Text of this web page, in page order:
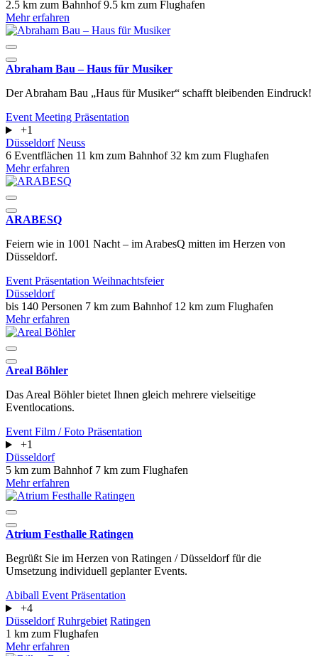
2.5 km zum Bahnhof9.5 km zum Flughafen
Mehr erfahren
Abraham Bau – Haus für Musiker
Der Abraham Bau „Haus für Musiker“ schafft bleibenden Eindruck!
Event Meeting Präsentation
+1
Düsseldorf Neuss
6 Eventflächen 11 km zum Bahnhof32 km zum Flughafen
Mehr erfahren
ARABESQ
Feiern wie in 1001 Nacht – im ArabesQ mitten im Herzen von
Düsseldorf.
Event Präsentation Weihnachtsfeier
Düsseldorf
bis 140 Personen 7 km zum Bahnhof 12 km zum Flughafen
Mehr erfahren
Areal Böhler
Das Areal Böhler bietet Ihnen gleich mehrere vielseitige
Eventlocations.
Event Film / Foto Präsentation
+1
Düsseldorf
5 km zum Bahnhof 7 km zum Flughafen
Mehr erfahren
Atrium Festhalle Ratingen
Begrüßt Sie im Herzen von Ratingen / Düsseldorf für die
Umsetzung individuell geplanter Events.
Abiball Event Präsentation
+4
Düsseldorf Ruhrgebiet Ratingen
1 km zum Flughafen
Mehr erfahren